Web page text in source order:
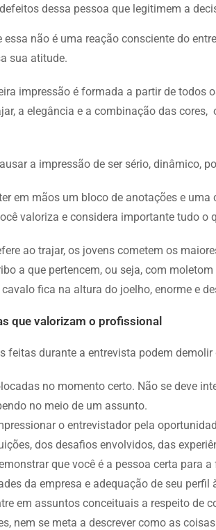
dessa pessoa que legitimem a
essa não é uma reação consciente do
sua atitude.
impressão é formada a partir de todos
a elegância e a combinação das
a impressão de ser sério, dinâmico,
em mãos um bloco de anotações e
valoriza e considera importante tudo o
ao trajar, os jovens cometem os
a que pertencem, ou seja, com
cavalo fica na altura do joelho, enorme e
que valorizam o profissional
feitas durante a entrevista podem
no momento certo. Não se deve
no meio de um assunto.
o entrevistador pela
dos desafios envolvidos, das
que você é a pessoa certa para
da empresa e adequação de seu perfil
em assuntos conceituais a respeito de
nem se meta a descrever como as